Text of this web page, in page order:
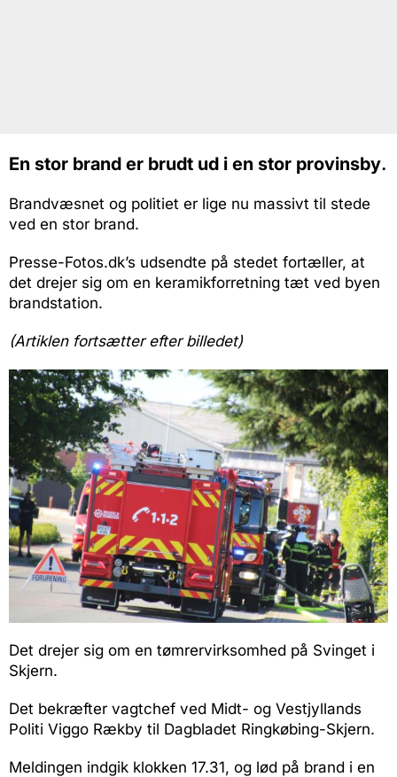
En stor brand er brudt ud i en stor provinsby.
Brandvæsnet og politiet er lige nu massivt til stede
ved en stor brand.
Presse-Fotos.dk’s udsendte på stedet fortæller, at
det drejer sig om en keramikforretning tæt ved byen
brandstation.
(Artiklen fortsætter efter billedet)
Det drejer sig om en tømrervirksomhed på Svinget i
Skjern.
Det bekræfter vagtchef ved Midt- og Vestjyllands
Politi Viggo Rækby til Dagbladet Ringkøbing-Skjern.
Meldingen indgik klokken 17.31, og lød på brand i en